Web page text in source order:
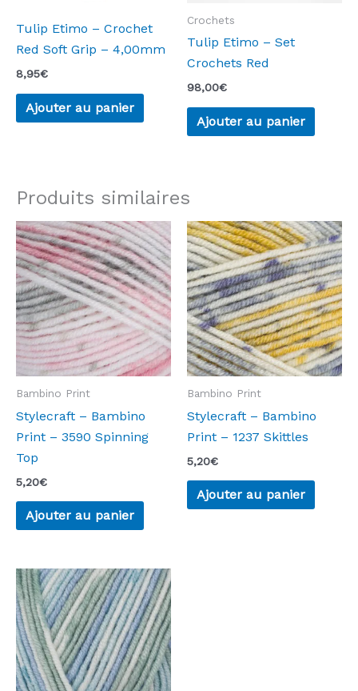
Tulip Etimo – Crochet
Red Soft Grip – 4,00mm
8,95€
Ajouter au panier
Crochets
Tulip Etimo – Set
Crochets Red
98,00€
Ajouter au panier
Produits similaires
Bambino Print
Stylecraft – Bambino
Print – 3590 Spinning
Top
5,20€
Ajouter au panier
Bambino Print
Stylecraft – Bambino
Print – 1237 Skittles
5,20€
Ajouter au panier